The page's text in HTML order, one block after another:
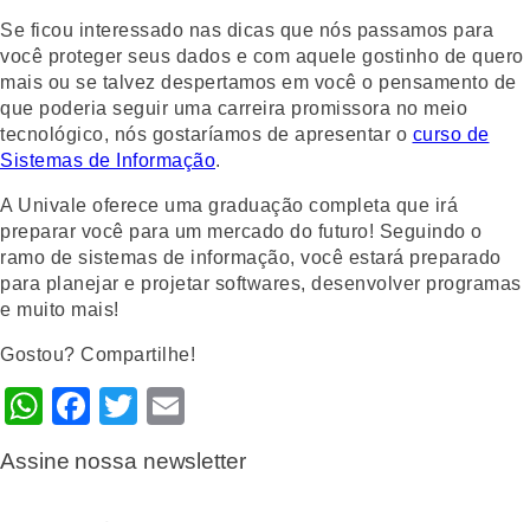
Se ficou interessado nas dicas que nós passamos para
você proteger seus dados e com aquele gostinho de quero
mais ou se talvez despertamos em você o pensamento de
que poderia seguir uma carreira promissora no meio
tecnológico, nós gostaríamos de apresentar o curso de
Sistemas de Informação.
A Univale oferece uma graduação completa que irá
preparar você para um mercado do futuro! Seguindo o
ramo de sistemas de informação, você estará preparado
para planejar e projetar softwares, desenvolver programas
e muito mais!
Gostou? Compartilhe!
WhatsApp
Facebook
Twitter
Assine nossa newsletter